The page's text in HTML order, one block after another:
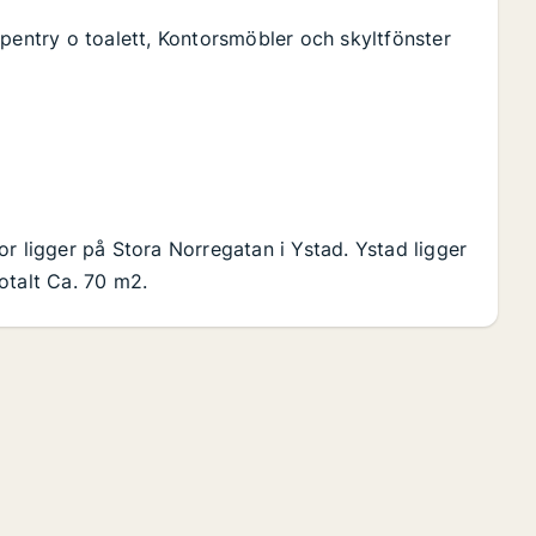
o toalett, Kontorsmöbler och skyltfönster
ligger på Stora Norregatan i Ystad. Ystad ligger
Ca. 70 m2.